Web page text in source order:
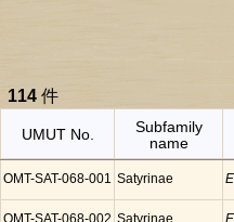
114 件
UMUT No.
Subfamily
name
OMT-SAT-068-001 Satyrinae
OMT-SAT-068-002 Satyrinae